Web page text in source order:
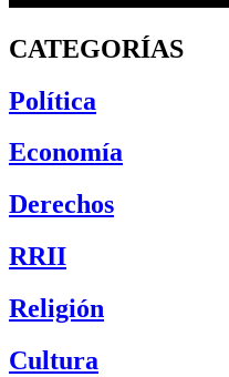
CATEGORÍAS
Política
Economía
Derechos
RRII
Religión
Cultura